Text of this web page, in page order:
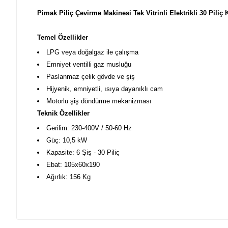
Pimak Piliç Çevirme Makinesi Tek Vitrinli Elektrikli 30 Piliç
Temel Özellikler
LPG veya doğalgaz ile çalışma
Emniyet ventilli gaz musluğu
Paslanmaz çelik gövde ve şiş
Hijyenik, emniyetli, ısıya dayanıklı cam
Motorlu şiş döndürme mekanizması
Teknik Özellikler
Gerilim: 230-400V / 50-60 Hz
Güç: 10,5 kW
Kapasite: 6 Şiş - 30 Piliç
Ebat: 105x60x190
Ağırlık: 156 Kg